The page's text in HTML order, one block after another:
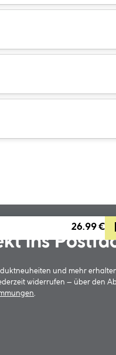
26.99 €
ins
und mehr
widerrufen – über den